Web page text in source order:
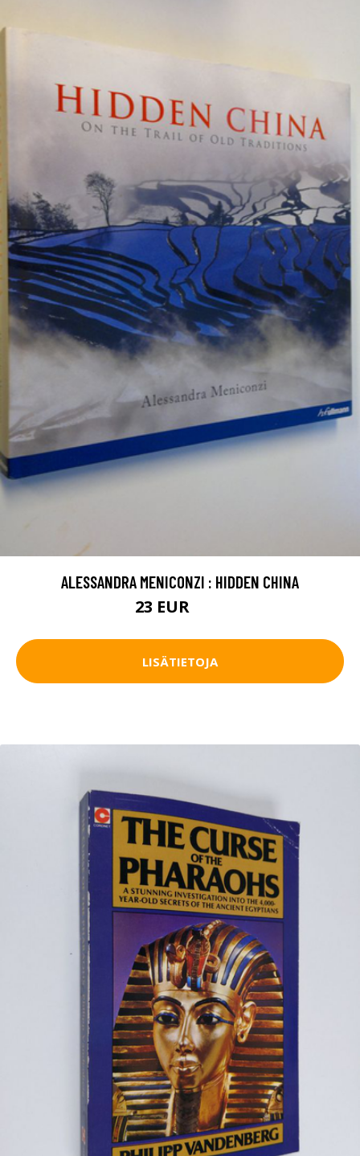
ALESSANDRA MENICONZI : HIDDEN CHINA
23 EUR
LISÄTIETOJA